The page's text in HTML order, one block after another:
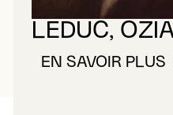
LEDUC,
EN SAVOIR PLUS
À